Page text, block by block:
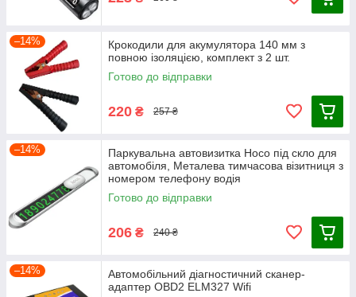
–14%
Крокодили для акумулятора 140 мм з
повною ізоляцією, комплект з 2 шт.
Готово до відправки
220 ₴ 257 ₴
–14%
Паркувальна автовизитка Hoco під скло для
автомобіля, Металева тимчасова візитниця з
номером телефону водія
Готово до відправки
206 ₴ 240 ₴
–14%
Автомобільний діагностичний сканер-
адаптер OBD2 ELM327 Wifi